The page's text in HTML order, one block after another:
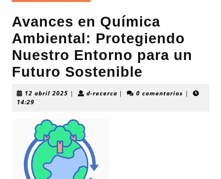
Avances en Química
Ambiental: Protegiendo
Nuestro Entorno para un
Futuro Sostenible
12 abril 2025 12| d-recercad-| 0 comentarios |
14:29